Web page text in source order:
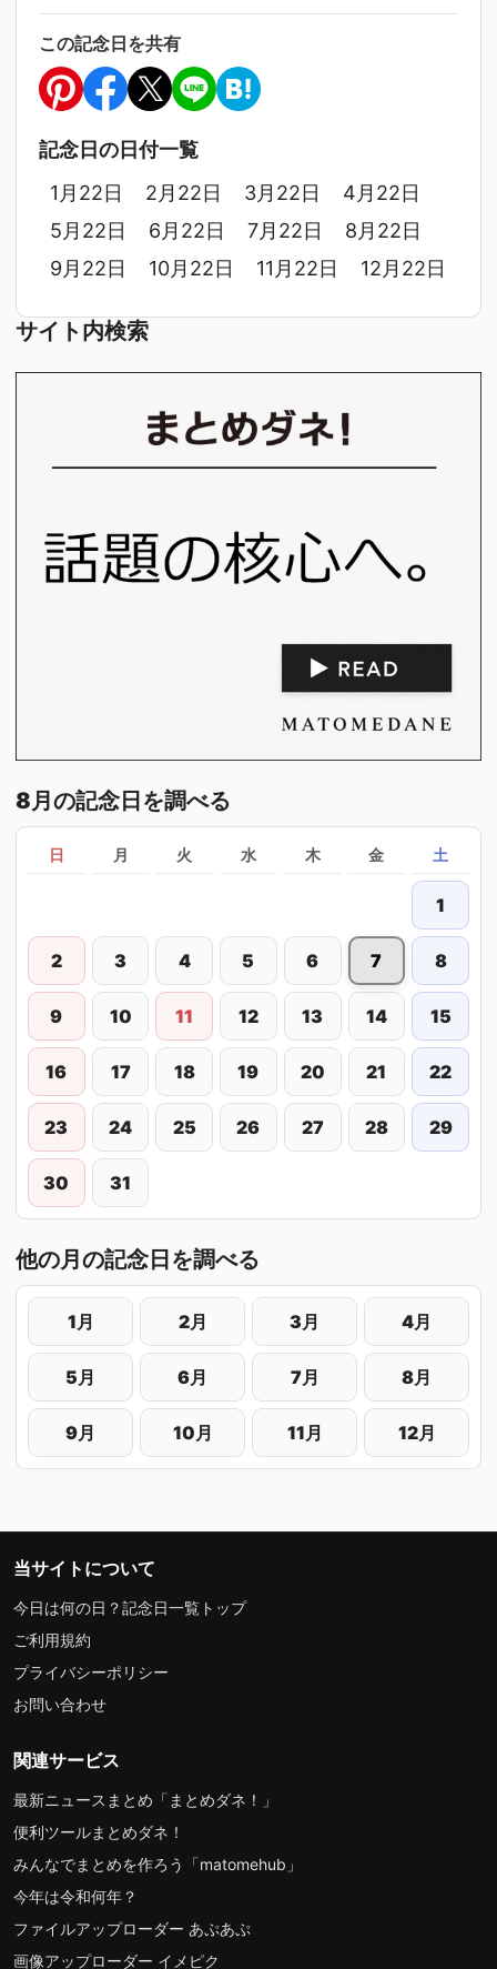
この記念日を共有
記念日の日付一覧
1月22日
2月22日 3月22日
4月22日
5月22日
6月22日 7月22日
8月22日
9月22日
10月22日 11月22日 12月22日
サイト内検索
8月の記念日を調べる
日 月 火 水 木 金 土
1
2 3 4 5 6 7 8
9 10 11 12 13 14 15
16 17 18 19 20 21 22
23 24 25 26 27 28 29
30 31
他の月の記念日を調べる
1月 2月 3月 4月
5月 6月 7月 8月
9月 10月 11月 12月
当サイトについて
今日は何の日？記念日一覧トップ
ご利用規約
プライバシーポリシー
お問い合わせ
関連サービス
最新ニュースまとめ「まとめダネ！」
便利ツールまとめダネ！
みんなでまとめを作ろう「matomehub」
今年は令和何年？
ファイルアップローダー あぷあぷ
画像アップローダー イメピク